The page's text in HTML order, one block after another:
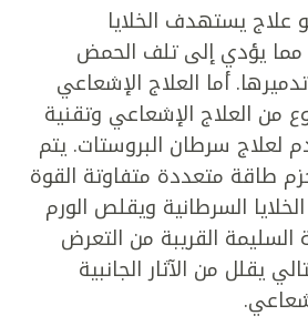
علاج يستهدف الخلايا
مما يؤدي إلى تلف الحمض
أما العلاج الإشعاعي
من العلاج الإشعاعي وتقنية
لعلاج سرطان البروستات. يتم
طاقة متعددة متفاوتة القوة
السرطانية ويقلص الورم
القريبة من التعرض
يقلل من الآثار الجانبية